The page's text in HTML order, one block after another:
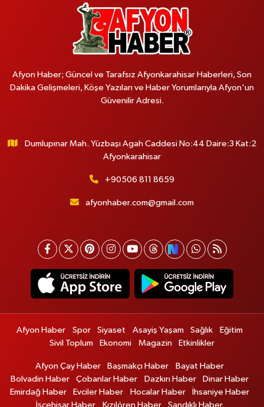
Afyon Haber; Güncel ve Tarafsız Afyonkarahisar Haberleri, Son
Dakika Gelişmeleri, Köşe Yazıları ve Haber Yorumlarıyla Afyon'un
Güvenilir Adresi.
Dumlupınar Mah. Yüzbaşı Agah Caddesi No:44 Daire:3 Kat:2
Afyonkarahisar
+90506 811 8659
afyonhaber.com@gmail.com
Afyon Haber Spor Siyaset Asayiş Yaşam Sağlık
Eğitim
Sivil Toplum
Ekonomi Magazin Etkinlikler
Afyon Çay Haber Başmakçı Haber
Bayat Haber
Bolvadin Haber
Çobanlar Haber Dazkırı Haber
Dinar Haber
Emirdağ Haber
Evciler Haber Hocalar Haber
İhsaniye Haber
İscehisar Haber
Kızılören Haber Sandıklı Haber